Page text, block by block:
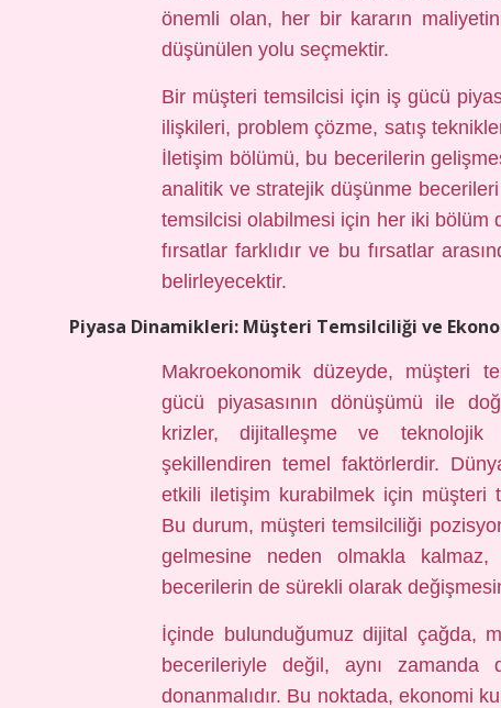
önemli olan, her bir kararın
düşünülen yolu seçmektir.
Bir müşteri temsilcisi için iş gücü
ilişkileri, problem çözme, satış
İletişim bölümü, bu becerilerin
analitik ve stratejik düşünme
temsilcisi olabilmesi için her iki bölüm
fırsatlar farklıdır ve bu fırsatlar
belirleyecektir.
Piyasa Dinamikleri: Müşteri Temsilciliği ve
Makroekonomik düzeyde, müşteri
gücü piyasasının dönüşümü ile
krizler, dijitalleşme ve teknolojik
şekillendiren temel faktörlerdir.
etkili iletişim kurabilmek için müşteri
Bu durum, müşteri temsilciliği
gelmesine neden olmakla
becerilerin de sürekli olarak
İçinde bulunduğumuz dijital çağda,
becerileriyle değil, aynı zamanda
donanmalıdır. Bu noktada, ekonomi